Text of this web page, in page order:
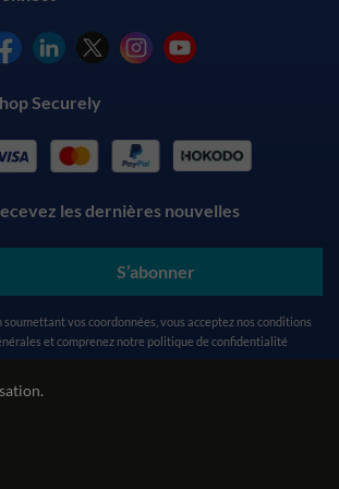
Securely
les dernières nouvelles
S’abonner
soumettant vos coordonnées, vous acceptez nos conditions
et comprenez notre politique de confidentialité